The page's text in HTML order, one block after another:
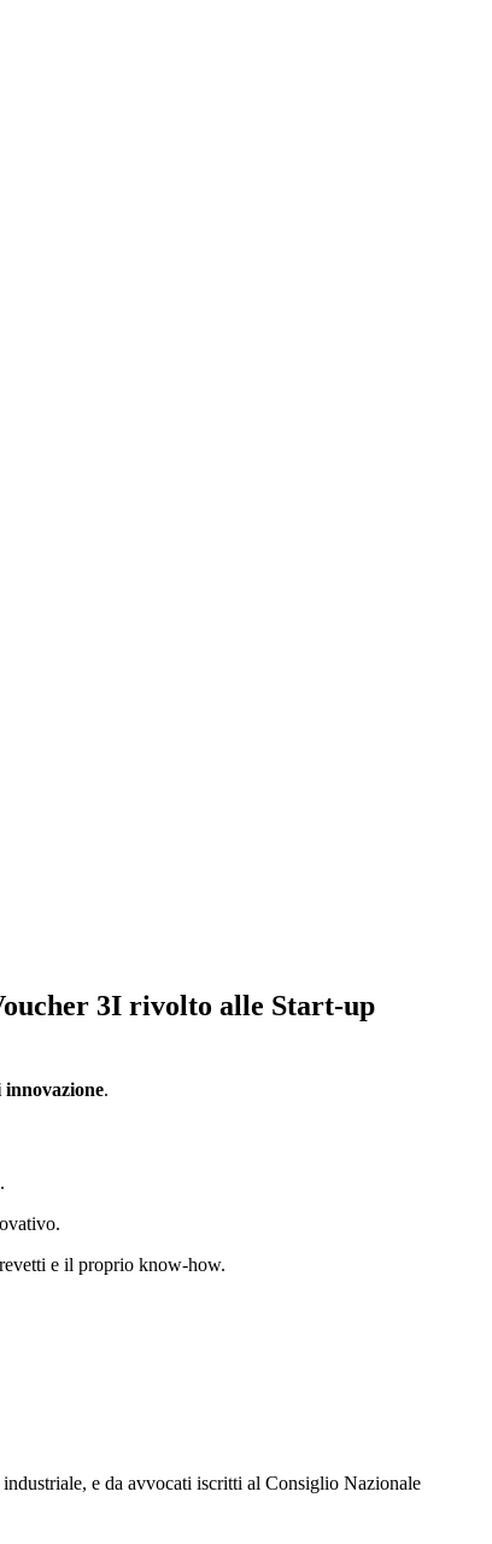
3I rivolto alle Start-up
.
e il proprio know-how.
e da avvocati iscritti al Consiglio Nazionale